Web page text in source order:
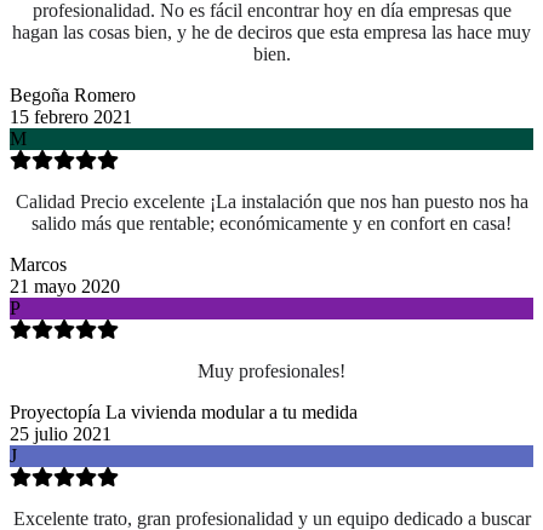
profesionalidad. No es fácil encontrar hoy en día empresas que
hagan las cosas bien, y he de deciros que esta empresa las hace muy
bien.
Begoña Romero
15 febrero 2021
M
Calidad Precio excelente ¡La instalación que nos han puesto nos ha
salido más que rentable; económicamente y en confort en casa!
Marcos
21 mayo 2020
P
Muy profesionales!
Proyectopía La vivienda modular a tu medida
25 julio 2021
J
Excelente trato, gran profesionalidad y un equipo dedicado a buscar